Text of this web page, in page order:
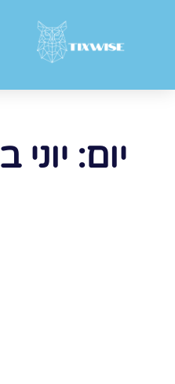
יום: יוני ב2, 2026